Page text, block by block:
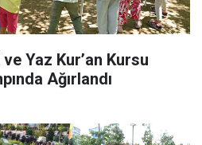
Yaz Kur’an Kursu
Ağırlandı